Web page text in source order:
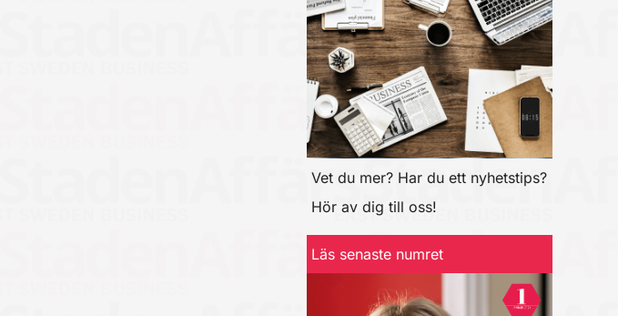
Vet du mer? Har du ett nyhetstips?
Hör av dig till oss!
Läs senaste numret